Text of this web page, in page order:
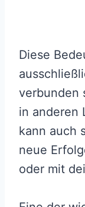
Diese
verbunden
in anderen
kann auch
neue
oder mit